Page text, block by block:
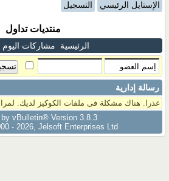
الإستايل الرئيسي التسجيل
منتديات تداول
الرئيسية مشاركات اليوم
رسالة إدارية
عذرا. هناك مشكلة فى ملفات الكوكيز لديك.
by vBulletin® Version 3.8.3
- 2026, Jelsoft Enterprises Ltd.